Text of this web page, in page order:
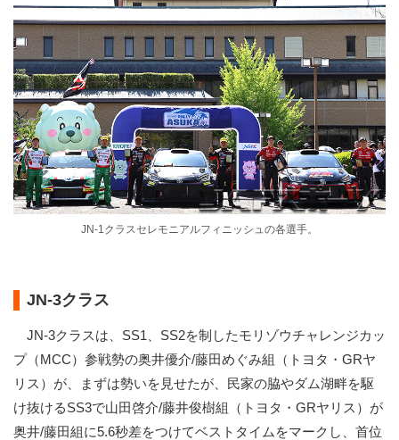
JN-1クラスセレモニアルフィニッシュの各選手。
JN-3クラス
JN-3クラスは、SS1、SS2を制したモリゾウチャレンジカッ
プ（MCC）参戦勢の奥井優介/藤田めぐみ組（トヨタ・GRヤ
リス）が、まずは勢いを見せたが、民家の脇やダム湖畔を駆
け抜けるSS3で山田啓介/藤井俊樹組（トヨタ・GRヤリス）が
奥井/藤田組に5.6秒差をつけてベストタイムをマークし、首位